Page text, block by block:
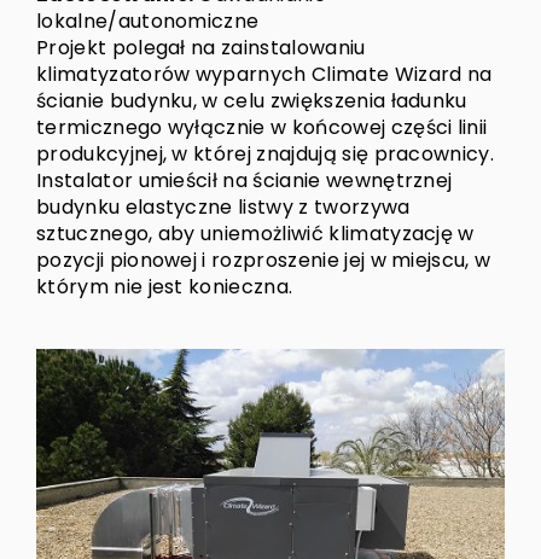
lokalne/autonomiczne
Projekt polegał na zainstalowaniu
klimatyzatorów wyparnych Climate Wizard na
ścianie budynku, w celu zwiększenia ładunku
termicznego wyłącznie w końcowej części linii
produkcyjnej, w której znajdują się pracownicy.
Instalator umieścił na ścianie wewnętrznej
budynku elastyczne listwy z tworzywa
sztucznego, aby uniemożliwić klimatyzację w
pozycji pionowej i rozproszenie jej w miejscu, w
którym nie jest konieczna.